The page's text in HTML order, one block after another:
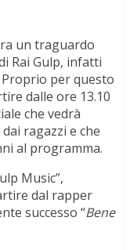
un traguardo
Rai Gulp, infatti
Proprio per questo
dalle ore 13.10
che vedrà
ragazzi e che
al programma.
Music”,
dal rapper
successo “Bene